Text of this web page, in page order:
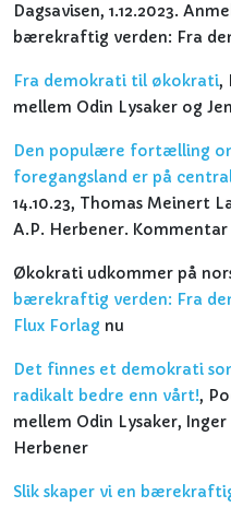
Dagsavisen, 1.12.2023.
bærekraftig verden: Fra
Fra demokrati til økokrati,
mellem Odin Lysaker og
Den populære fortælling
foregangsland er på
14.10.23, Thomas Meinert
A.P. Herbener. Kommentar
Økokrati udkommer på
bærekraftig verden: Fra
Flux Forlag nu
Det finnes et demokrati
radikalt bedre enn vårt!,
mellem Odin Lysaker,
Herbener
Slik skaper vi en